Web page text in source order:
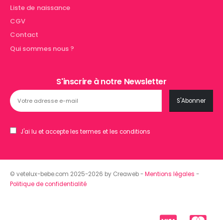
Liste de naissance
CGV
Contact
Qui sommes nous ?
S'inscrire à notre Newsletter
J'ai lu et accepte les termes et les conditions
© vetelux-bebe.com 2025-2026 by Creaweb -Mentions légales -
Politique de confidentialité